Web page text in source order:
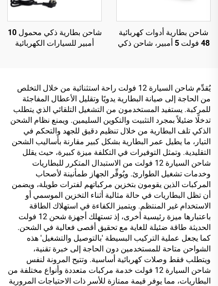
شاحن بطارية أدوات كهربائية
48 فولت 5 أمبير، شاحن ذكي
فولت، 58.4 فولت
شاحن بطارية ذكي محمول 10
أمبير للسيارات الكهربائية
الكهربائية
يُقدِّم شاحن السيارة 12 فولت راحة استثنائية من خلال التخلص
من الحاجة إلى صيانة البطارية يدويًا وتقليل الأعطال المفاجئة
للمركبة. يستفيد المستخدمون من التشغيل التلقائي الذي يتطلب
تدخلًا ضئيلاً بمجرد التثبيت والتكوين السليمين. ويمنع نظام الشحن
الذكي تلف البطارية من خلال تنظيم دقيق للجهد والتحكم في
التيار، ما يطيل عمر البطارية بشكل كبير مقارنة بأساليب الشحن
التقليدية. وتمثل التوفيرات في التكلفة ميزة كبيرة، حيث يقلل
شاحن السيارة 12 فولت من الاستبدال المتكرر للبطاريات
وخدمات تشغيل الطوارئ. ويُوفِّر الجهاز طمأنينة لأصحاب
المركبات الذين يقومون بتخزين مركباتهم لفترات طويلة، ويضمن
أن تظل البطاريات في حالة مثالية أثناء التخزين الموسمي أو
الاستخدام غير المنتظم. ويتميز الكفاءة في استهلاك الطاقة
باعتبارها ميزة رئيسية أخرى، إذ تستهلك أجهزة شحن 12 فولت
الحديثة طاقة ضئيلة للغاية مع تحقيق أقصى فعالية في الشحن.
كما يجعل عملية التركيب البسيطة 'بالتوصيل والتشغيل' هذه
الشواحن متاحة للمستخدمين دون الحاجة إلى خبرة تقنية،
ويتطلب فقط وصلات كهربائية أساسية. وتتيح المرونة لنفس
شاحن السيارة 12 فولت خدمة مركبات متعددة وأنواع مختلفة من
البطاريات، مما يوفر قيمة ممتازة للأسر ذات الاحتياجات المرورية